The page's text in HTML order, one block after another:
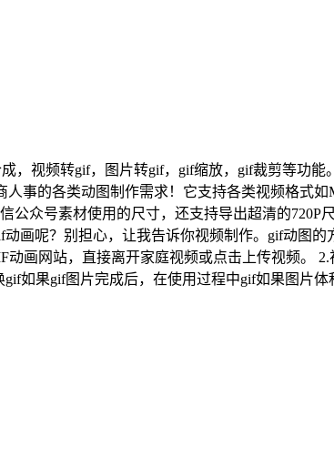
，视频转gif，图片转gif，gif缩放，gif裁剪等功能
事的各类动图制作需求！它支持各类视频格式
众号素材使用的尺寸，还支持导出超清的720P
画呢？别担心，让我告诉你视频制作。gif动图的
画网站，直接离开家庭视频或点击上传视频。
如果gif图片完成后，在使用过程中gif如果图片